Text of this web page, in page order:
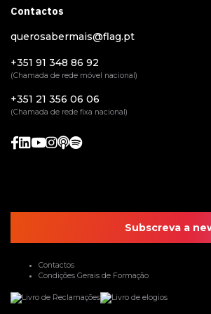
Contactos
querosabermais@flag.pt
+351 91 348 86 92
(Chamada de rede móvel nacional)
+351 21 356 06 06
(Chamada de rede fixa nacional)
Subscreva a
Contactos
Condições Gerais de Formação